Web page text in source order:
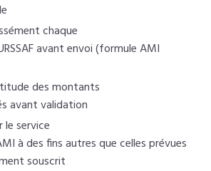
chaque
avant envoi (formule AMI
des montants
avant validation
le service
à des fins autres que celles prévues
souscrit